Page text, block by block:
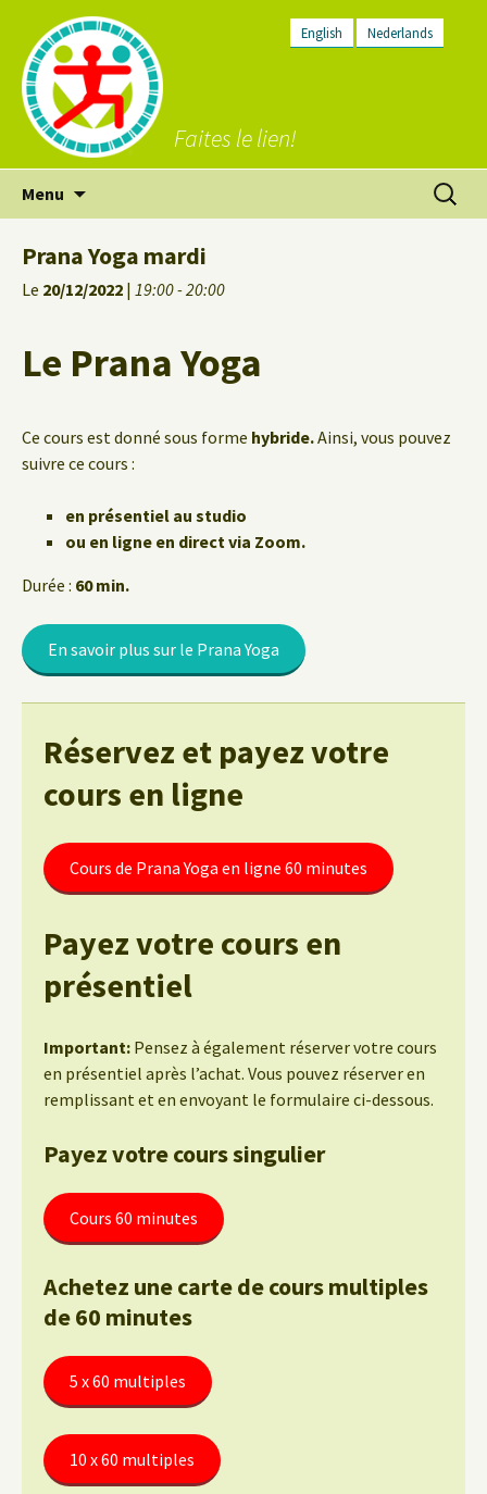
English Nederlands
Faites le lien!
Menu
Prana Yoga mardi
Le 20/12/2022 | 19:00 - 20:00
Le Prana Yoga
Ce cours est donné sous forme hybride.Ainsi, vous pouvez
suivre ce cours :
en présentiel au studio
ou en ligne en direct via Zoom.
Durée : 60 min.
En savoir plus sur le Prana Yoga
Réservez et payez votre
cours en ligne
Cours de Prana Yoga en ligne 60 minutes
Payez votre cours en
présentiel
Important: Pensez à également réserver votre cours
en présentiel après l’achat. Vous pouvez réserver en
remplissant et en envoyant le formulaire ci-dessous.
Payez votre cours singulier
Cours 60 minutes
Achetez une carte de cours multiples
de 60 minutes
5 x 60 multiples
10 x 60 multiples